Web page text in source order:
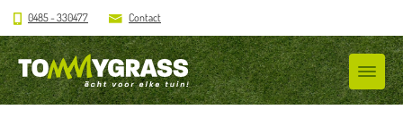
0485 - 330477 Contact